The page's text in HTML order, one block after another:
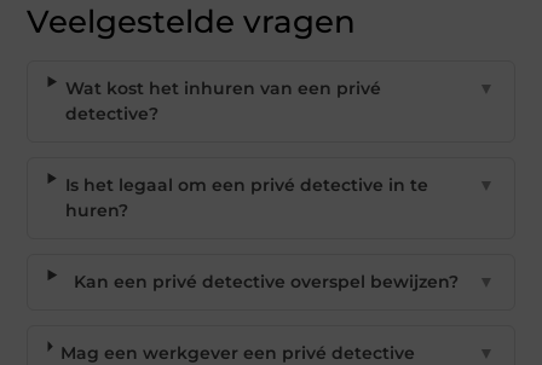
Veelgestelde vragen
Wat kost het inhuren van een privé
detective?
▼
Is het legaal om een privé detective in te
huren?
▼
Kan een privé detective overspel bewijzen? ▼
Mag een werkgever een privé detective
▼